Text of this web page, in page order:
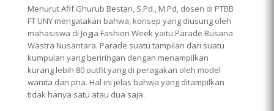
Menurut Afif Ghurub Bestari, S.Pd., M.Pd, dosen di PTBB
FT UNY mengatakan bahwa, konsep yang diusung oleh
mahasiswa di Jogja Fashion Week yaitu Parade Busana
Wastra Nusantara. Parade suatu tampilan dari suatu
kumpulan yang beriringan dengan menampilkan
kurang lebih 80 outfit yang di peragakan oleh model
wanita dan pria. Hal ini jelas bahwa yang ditampilkan
tidak hanya satu atau dua saja.